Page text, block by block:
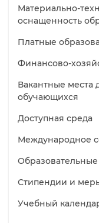
Материально-
оснащенность
Платные
Финансово-
Вакантные места
обучающихся
Доступная среда
Международное
Образовательные
Стипендии и
Учебный